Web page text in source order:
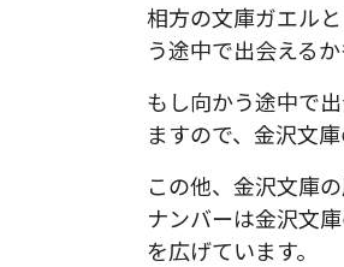
相方の文庫ガエル
う途中で出会えるか
もし向かう途中で
ますので、金沢文
この他、金沢文庫
ナンバーは金沢文
を広げています。